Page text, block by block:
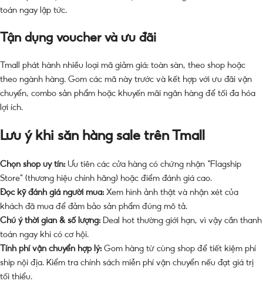
toán ngay lập tức.
Tận dụng voucher và ưu đãi
Tmall phát hành nhiều loại mã giảm giá: toàn sàn, theo shop hoặc
theo ngành hàng. Gom các mã này trước và kết hợp với ưu đãi vận
chuyển, combo sản phẩm hoặc khuyến mãi ngân hàng để tối đa hóa
lợi ích.
Lưu ý khi săn hàng sale trên Tmall
Chọn shop uy tín: Ưu tiên các cửa hàng có chứng nhận “Flagship
Store” (thương hiệu chính hãng) hoặc điểm đánh giá cao.
Đọc kỹ đánh giá người mua: Xem hình ảnh thật và nhận xét của
khách đã mua để đảm bảo sản phẩm đúng mô tả.
Chú ý thời gian & số lượng: Deal hot thường giới hạn, vì vậy cần thanh
toán ngay khi có cơ hội.
Tính phí vận chuyển hợp lý: Gom hàng từ cùng shop để tiết kiệm phí
ship nội địa. Kiểm tra chính sách miễn phí vận chuyển nếu đạt giá trị
tối thiểu.